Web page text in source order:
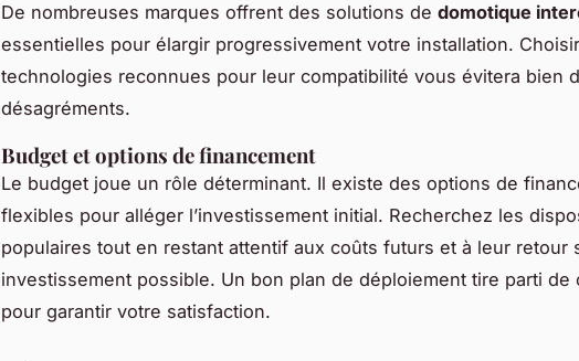
De nombreuses marques offrent des solutions de domotique
essentielles pour élargir progressivement votre installation.
technologies reconnues pour leur compatibilité vous évitera bien
désagréments.
Budget et options de financement
Le budget joue un rôle déterminant. Il existe des options de
flexibles pour alléger l’investissement initial. Recherchez les
populaires tout en restant attentif aux coûts futurs et à leur retour
investissement possible. Un bon plan de déploiement tire parti de
pour garantir votre satisfaction.